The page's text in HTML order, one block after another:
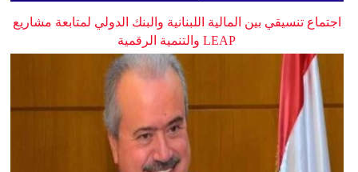
اجتماع تنسيقي بين المالية اللبنانية والبنك الدولي لمتابعة مشاريع
LEAP والتنمية الرقمية